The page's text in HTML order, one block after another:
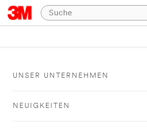
UNSER UNTERNEHMEN
NEUIGKEITEN